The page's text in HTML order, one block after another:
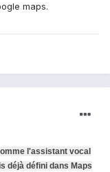
maps.
l'assistant vocal
déjà défini dans Maps